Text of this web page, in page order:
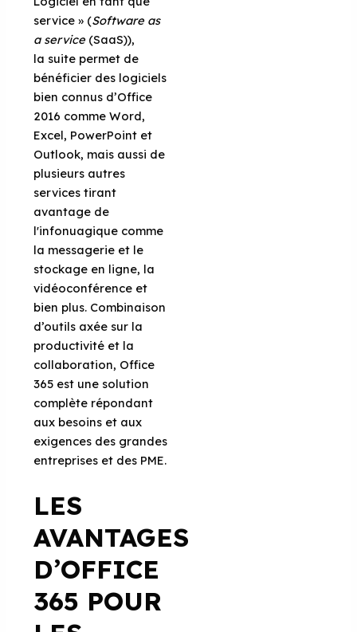
service » (Software as
a service (SaaS)),
la suite permet de
bénéficier des logiciels
bien connus d’Office
2016 comme Word,
Excel, PowerPoint et
Outlook, mais aussi de
plusieurs autres
services tirant
avantage de
l'infonuagique comme
la messagerie et le
stockage en ligne, la
vidéoconférence et
bien plus. Combinaison
d’outils axée sur la
productivité et la
collaboration, Office
365 est une solution
complète répondant
aux besoins et aux
exigences des grandes
entreprises et des PME.
LES
AVANTAGES
D’OFFICE
365 POUR